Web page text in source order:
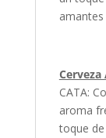
amantes
CATA:
aroma
toque